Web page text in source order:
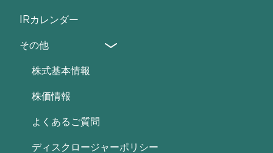
IRカレンダー
その他
株式基本情報
株価情報
よくあるご質問
ディスクロージャーポリシー
の1株当たり指標の推移を記載しております。
ご利用上の注意
は即時反映されません。
の更新となる場合があります。